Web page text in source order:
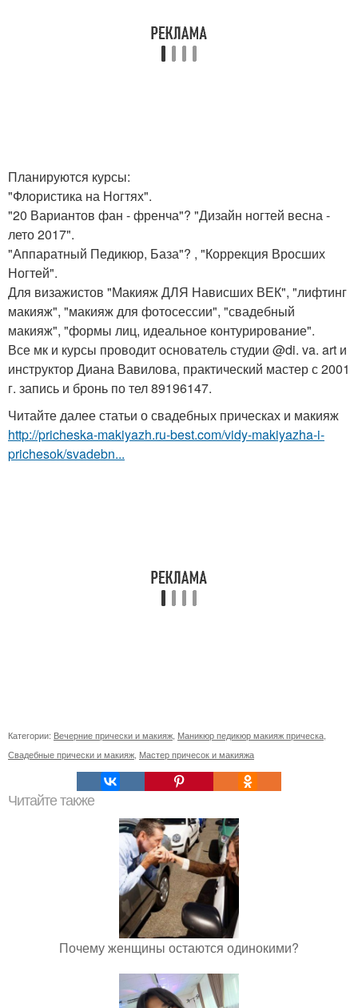
Планируются курсы:
"Флористика на Ногтях".
"20 Вариантов фан - френча"? "Дизайн ногтей весна -
лето 2017".
"Аппаратный Педикюр, База"? , "Коррекция Вросших
Ногтей".
Для визажистов "Макияж ДЛЯ Нависших ВЕК", "лифтинг
макияж", "макияж для фотосессии", "свадебный
макияж", "формы лиц, идеальное контурирование".
Все мк и курсы проводит основатель студии @di. va. art и
инструктор Диана Вавилова, практический мастер с 2001
г. запись и бронь по тел 89196147.
Читайте далее статьи о свадебных прическах и макияж
http://pricheska-makiyazh.ru-best.com/vidy-makiyazha-i-
prichesok/svadebn...
Категории: Вечерние прически и макияж Маникюр педикюр макияж прическа
Свадебные прически и макияж Мастер причесок и макияжа
Читайте также
Почему женщины остаются одинокими?